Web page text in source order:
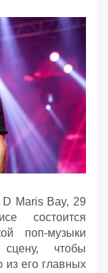
Maris Bay, 29
состоится
поп-музыки
чтобы
из его главных